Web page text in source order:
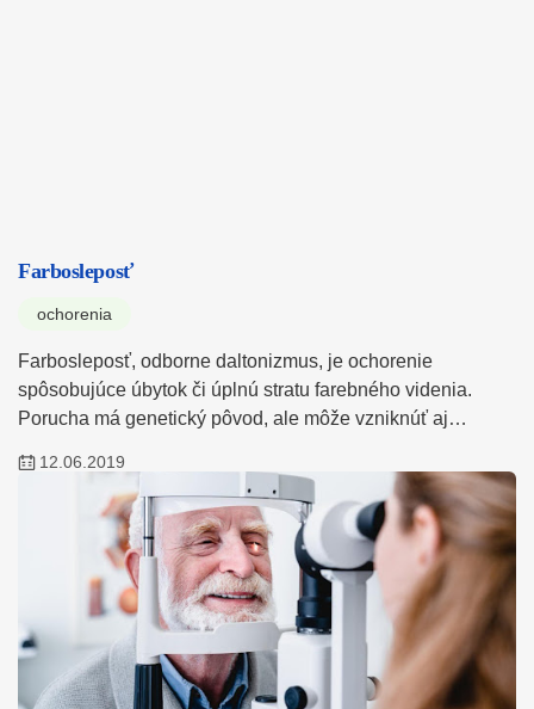
Farbosleposť
ochorenia
Farbosleposť, odborne daltonizmus, je ochorenie
spôsobujúce úbytok či úplnú stratu farebného videnia.
Porucha má genetický pôvod, ale môže vzniknúť aj…
12.06.2019